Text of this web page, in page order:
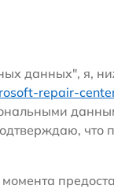
данных", я,
repair-
что
момента